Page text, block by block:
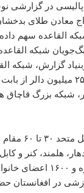
پالیسی در گزارشی
معادن طلای
شبکه القاعده سهم
شبکه
گزارش، شبکه
درآمد ماهانه بیش از ۲۵ میلیون
شبکه بزرگ قاچاق
بربنیاد
هلمند، کنر و
۴۰۰ جنگجوی این گروه و
در افغانستان